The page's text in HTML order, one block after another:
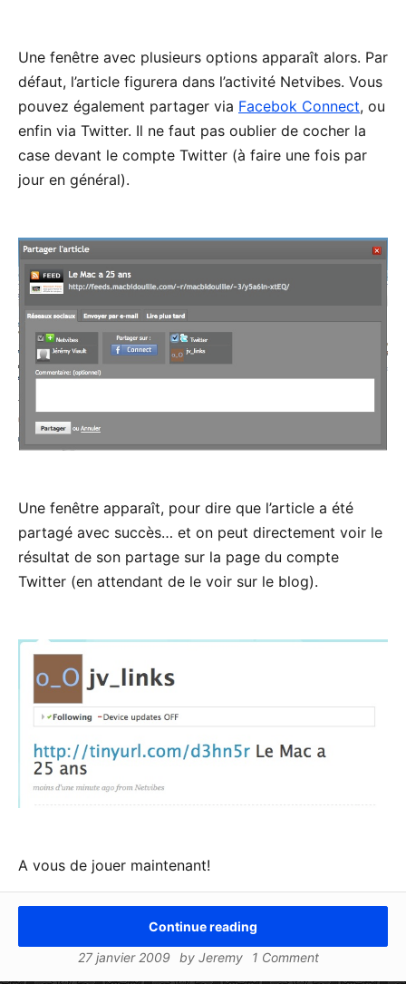
Une fenêtre avec plusieurs options apparaît alors. Par
défaut, l’article figurera dans l’activité Netvibes. Vous
pouvez également partager via Facebok Connect, ou
enfin via Twitter. Il ne faut pas oublier de cocher la
case devant le compte Twitter (à faire une fois par
jour en général).
Une fenêtre apparaît, pour dire que l’article a été
partagé avec succès… et on peut directement voir le
résultat de son partage sur la page du compte
Twitter (en attendant de le voir sur le blog).
A vous de jouer maintenant!
Continue reading
27 janvier 2009 by Jeremy 1 Comment